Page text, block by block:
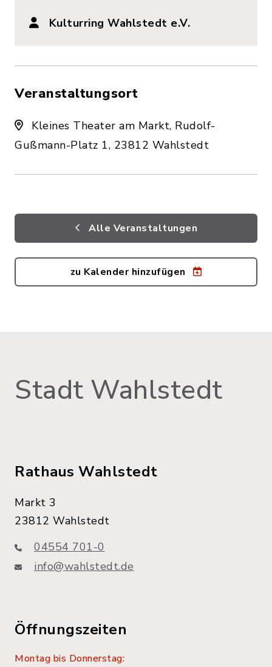
Kulturring Wahlstedt e.V.
Veranstaltungsort
Kleines Theater am Markt, Rudolf-
Gußmann-Platz 1, 23812 Wahlstedt
Alle Veranstaltungen
zu Kalender hinzufügen
Stadt Wahlstedt
Rathaus Wahlstedt
Markt 3
23812 Wahlstedt
04554 701-0
info@wahlstedt.de
Öffnungszeiten
Montag bis Donnerstag: